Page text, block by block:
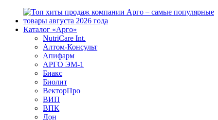
Каталог «Арго»
NutriCare Int.
Алтом-Консульт
Апифарм
АРГО ЭМ-1
Биакс
Биолит
ВекторПро
ВИП
ВПК
Дон